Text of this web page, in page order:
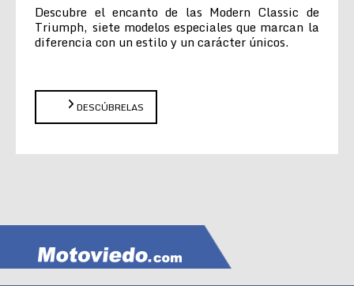
Descubre el encanto de las Modern Classic de
Triumph, siete modelos especiales que marcan la
diferencia con un estilo y un carácter únicos.
DESCÚBRELAS